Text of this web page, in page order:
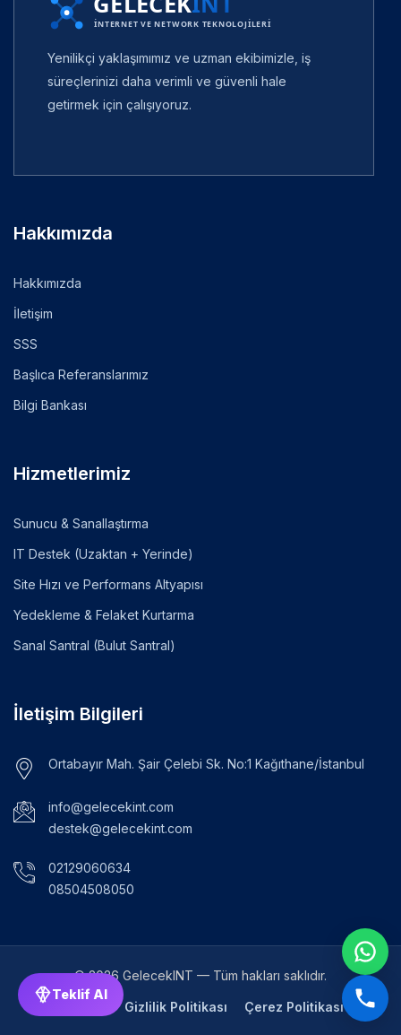
Yenilikçi yaklaşımımız ve uzman ekibimizle, iş
süreçlerinizi daha verimli ve güvenli hale
getirmek için çalışıyoruz.
Hakkımızda
Hakkımızda
İletişim
SSS
Başlıca Referanslarımız
Bilgi Bankası
Hizmetlerimiz
Sunucu & Sanallaştırma
IT Destek (Uzaktan + Yerinde)
Site Hızı ve Performans Altyapısı
Yedekleme & Felaket Kurtarma
Sanal Santral (Bulut Santral)
İletişim Bilgileri
Ortabayır Mah. Şair Çelebi Sk. No:1 Kağıthane/İstanbul
info@gelecekint.com
destek@gelecekint.com
02129060634
08504508050
© 2026 GelecekINT — Tüm hakları saklıdır.
Gizlilik Politikası Çerez Politikası
Teklif Al